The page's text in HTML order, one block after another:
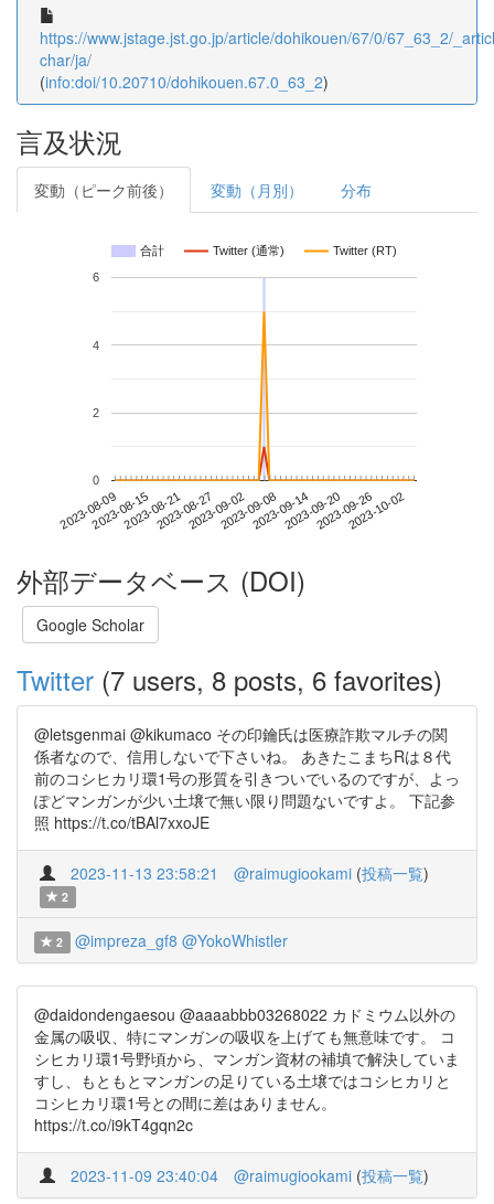
https://www.jstage.jst.go.jp/article/dohikouen/67/0/67_63_2/
char/ja/
(info:doi/10.20710/dohikouen.67.0_63_2)
言及状況
変動（ピーク前後） 変動（月別） 分布
合計 Twitter (通常) Twitter (RT)
2023-08-092023-08-152023-08-212023-08-272023-09-022023-09-082023-09-142023-09-202023-09-262023-10-02
0
2
4
6
外部データベース (DOI)
Google Scholar
Twitter (7 users, 8 posts, 6 favorites)
@letsgenmai @kikumaco その印鑰氏は医療詐欺マルチの関
係者なので、信用しないで下さいね。 あきたこまちRは８代
前のコシヒカリ環1号の形質を引きついでいるのですが、よっ
ぽどマンガンが少い土壌で無い限り問題ないですよ。 下記参
照 https://t.co/tBAl7xxoJE
2023-11-13 23:58:21 @raimugiookami (投稿一覧)
2
2 @impreza_gf8 @YokoWhistler
@daidondengaesou @aaaabbb03268022 カドミウム以外の
金属の吸収、特にマンガンの吸収を上げても無意味です。 コ
シヒカリ環1号野頃から、マンガン資材の補填で解決していま
すし、もともとマンガンの足りている土壌ではコシヒカリと
コシヒカリ環1号との間に差はありません。
https://t.co/i9kT4gqn2c
2023-11-09 23:40:04 @raimugiookami (投稿一覧)